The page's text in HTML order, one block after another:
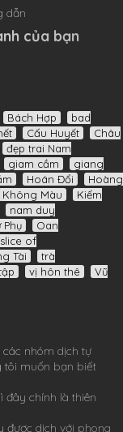
dẫn
của bạn
Bách Hợp
bad
Cấu Huyết
Châu
đẹp trai Nam
giam cầm
giang
Hoán Đổi
Hoàng
Không Màu
Kiếm
nam duy
Phụ
Oan
slice of
Tài
trà
vị hôn thê
Vũ
nhóm dịch tự
tôi muốn bạn biết
đây chính là thiên
được dịch với phong